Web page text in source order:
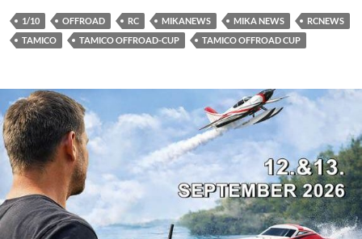
1/10 OFFROAD RC MIKANEWS MIKA NEWS
RCNEWS
TAMICO
TAMICO OFFROAD-CUP TAMICO OFFROAD CUP